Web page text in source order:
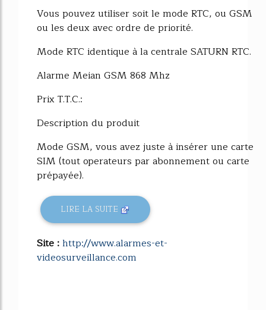
Vous pouvez utiliser soit le mode RTC, ou GSM
ou les deux avec ordre de priorité.
Mode RTC identique à la centrale SATURN RTC.
Alarme Meian GSM 868 Mhz
Prix T.T.C.:
Description du produit
Mode GSM, vous avez juste à insérer une carte
SIM (tout operateurs par abonnement ou carte
prépayée).
LIRE LA SUITE
Site :http://www.alarmes-et-
videosurveillance.com